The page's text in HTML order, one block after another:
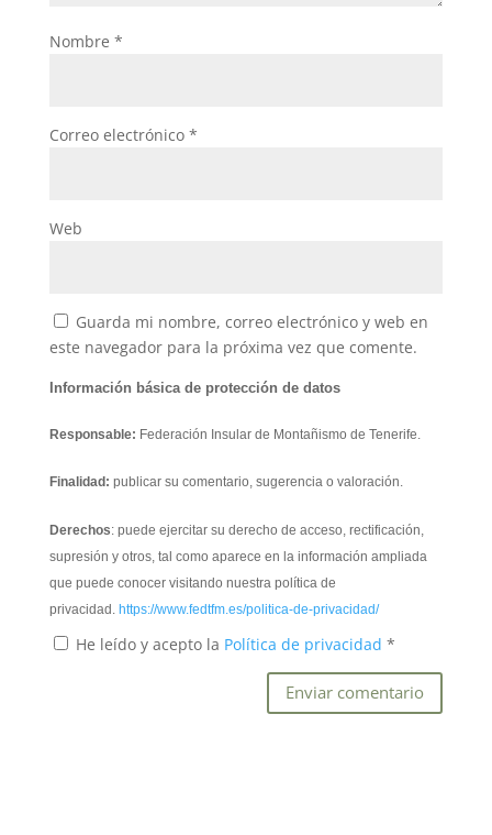
Nombre *
Correo electrónico *
Web
Guarda mi nombre, correo electrónico y web en
este navegador para la próxima vez que comente.
Información básica de protección de datos
Responsable: Federación Insular de Montañismo de Tenerife.
Finalidad: publicar su comentario, sugerencia o valoración.
Derechos: puede ejercitar su derecho de acceso, rectificación,
supresión y otros, tal como aparece en la información ampliada
que puede conocer visitando nuestra política de
privacidad. https://www.fedtfm.es/politica-de-privacidad/
He leído y acepto la Política de privacidad *